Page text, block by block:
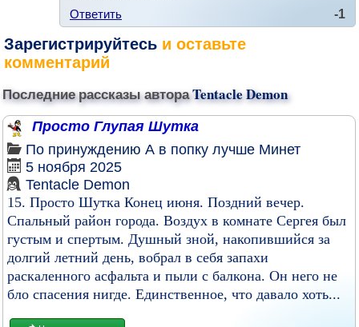
Ответить
-1
Зарегистрируйтесь и оставьте
комментарий
Последние рассказы автораTentacle Demon
Просто Глупая Шутка
По принуждению А в попку лучше Минет
5 ноября 2025
Tentacle Demon
15. Просто Шутка Конец июня. Поздний вечер.
Спальный район города. Воздух в комнате Сергея был
густым и спертым. Душный зной, накопившийся за
долгий летний день, вобрал в себя запахи
раскаленного асфальта и пыли с балкона. Он него не
бло спасения нигде. Единственное, что давало хоть...